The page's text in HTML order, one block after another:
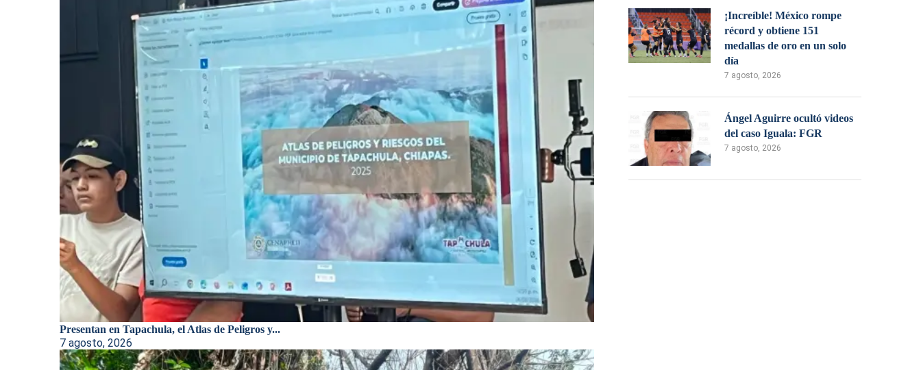
Presentan en Tapachula, el Atlas de Peligros y...
7 agosto, 2026
¡Increíble! México rompe
récord y obtiene 151
medallas de oro en un solo
día
7 agosto, 2026
Ángel Aguirre ocultó videos
del caso Iguala: FGR
7 agosto, 2026